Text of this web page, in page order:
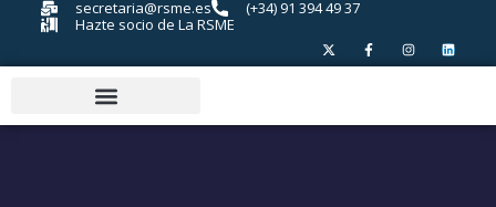
secretaria@rsme.es
(+34) 91 394 49 37
Hazte socio de La RSME